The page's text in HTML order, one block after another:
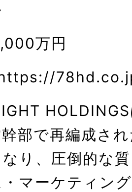
万円
部で再編成さ
り、圧倒的な
マーケティン